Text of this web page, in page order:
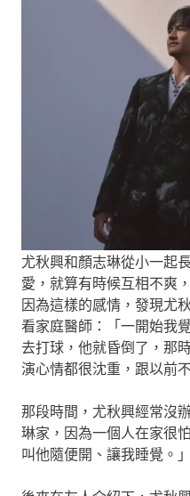
尤秋興和顏志琳從小一起
愛，就算有時候互相不爽
因為這樣的感情，發現尤
看家庭醫師：「一開始我
去打球，他就昏倒了，那
演心情都很沈重，跟以前
那段時間，尤秋興經常沒
琳家，因為一個人在家很
叫他隨便開、讓我睡覺。」